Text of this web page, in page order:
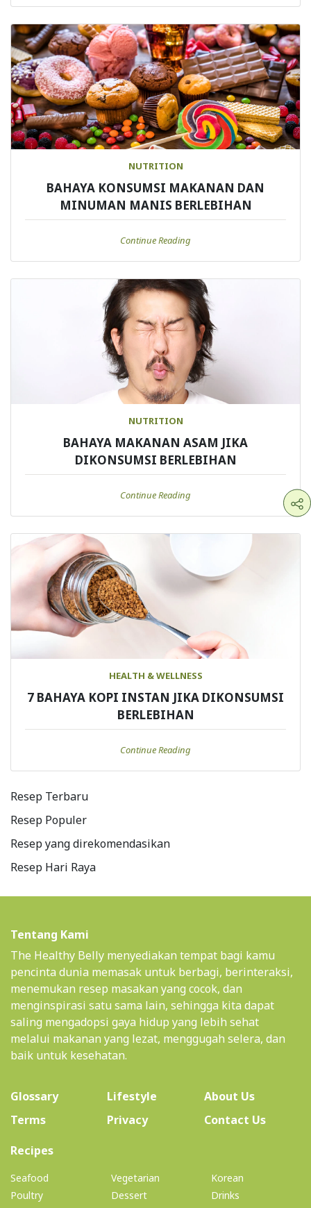
NUTRITION
BAHAYA KONSUMSI MAKANAN DAN
MINUMAN MANIS BERLEBIHAN
Continue Reading
NUTRITION
BAHAYA MAKANAN ASAM JIKA
DIKONSUMSI BERLEBIHAN
Continue Reading
HEALTH & WELLNESS
7 BAHAYA KOPI INSTAN JIKA DIKONSUMSI
BERLEBIHAN
Continue Reading
Resep Terbaru
Resep Populer
Resep yang direkomendasikan
Resep Hari Raya
Tentang Kami
The Healthy Belly menyediakan tempat bagi kamu
pencinta dunia memasak untuk berbagi, berinteraksi,
menemukan resep masakan yang cocok, dan
menginspirasi satu sama lain, sehingga kita dapat
saling mengadopsi gaya hidup yang lebih sehat
melalui makanan yang lezat, menggugah selera, dan
baik untuk kesehatan.
Glossary Lifestyle About Us(current)
Terms
Privacy
Contact Us
Recipes(current)
Seafood
Poultry
Vegetarian
Dessert
Korean
Drinks